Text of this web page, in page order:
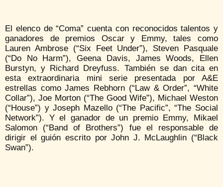
El elenco de “Coma” cuenta con reconocidos talentos y
ganadores de premios Oscar y Emmy, tales como
Lauren Ambrose (“Six Feet Under”), Steven Pasquale
(“Do No Harm”), Geena Davis, James Woods, Ellen
Burstyn, y Richard Dreyfuss. También se dan cita en
esta extraordinaria mini serie presentada por A&E
estrellas como James Rebhorn (“Law & Order”, “White
Collar”), Joe Morton (“The Good Wife”), Michael Weston
(“House”) y Joseph Mazello (“The Pacific”, “The Social
Network”). Y el ganador de un premio Emmy, Mikael
Salomon (“Band of Brothers”) fue el responsable de
dirigir el guión escrito por John J. McLaughlin (“Black
Swan”).